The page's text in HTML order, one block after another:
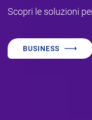
Scopri le soluzioni
BUSINESS